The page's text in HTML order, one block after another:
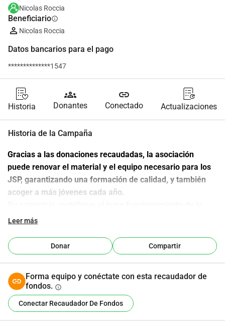
Nicolas Roccia
Beneficiarioinfo
Nicolas Roccia
Datos bancarios para el pago
**************1547
Historia
groups
Donantes
link
Conectado Actualizaciones
Historia de la Campaña
Gracias a las donaciones recaudadas, la asociación
puede renovar el material y el equipo necesario para los
JSP, garantizando una formación de calidad, y también
acoger a más jóvenes cada año.
asociación de Jóvenes Bomberos, permitiendo la
nuestros jóvenes.
También permite la compra de materiales pedagógicos
Dones a organizaciones de interés general o
reconocidas de utilidad pública establecidas en
Francia
Leer más
Donar Compartir
Forma equipo y conéctate con esta recaudador de
fondos. info
Conectar Recaudador De Fondos